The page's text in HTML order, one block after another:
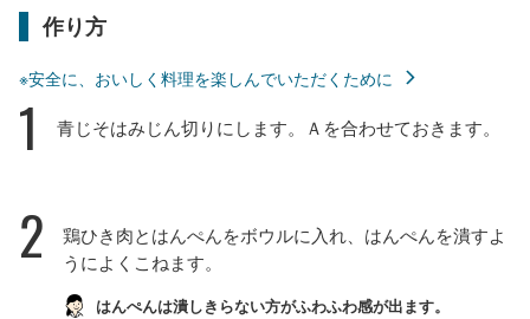
作り方
※安全に、おいしく料理を楽しんでいただくために
1 青じそはみじん切りにします。Ａを合わせておきます。
2
鶏ひき肉とはんぺんをボウルに入れ、はんぺんを潰すよ
うによくこねます。
はんぺんは潰しきらない方がふわふわ感が出ます。